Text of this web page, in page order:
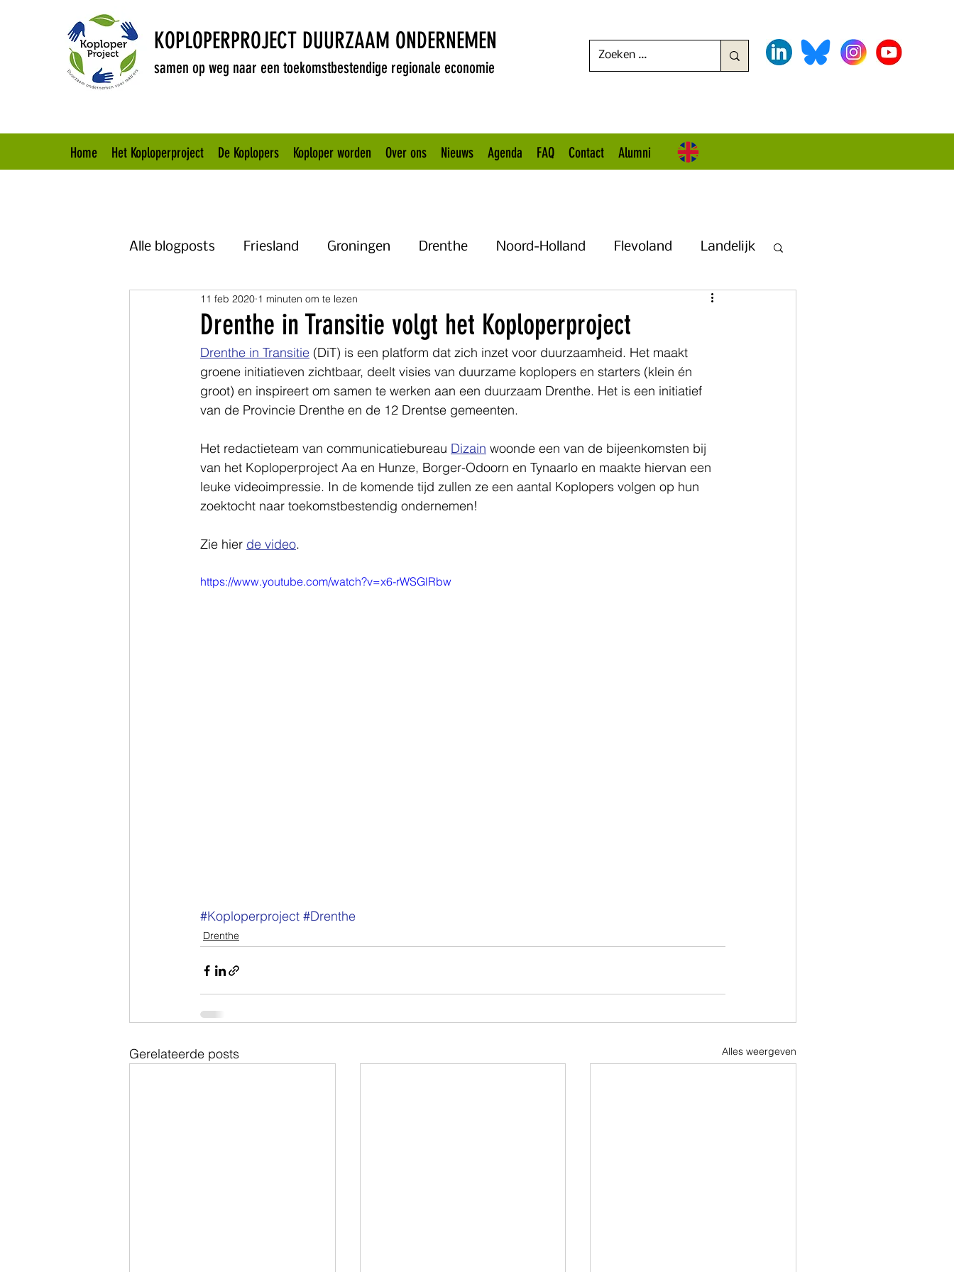
KOPLOPERPROJECT DUURZAAM ONDERNEMEN
samen op weg naar een toekomstbestendige regionale economie
Home Het Koploperproject De Koplopers Koploper worden Over ons Nieuws Agenda FAQ Contact Alumni
Alle blogposts Friesland Groningen Drenthe Noord-Holland Flevoland Landelijk
Brabant Overijssel Uitgelicht Flevoland + Overijssel
Zuid-Holland
Drenthe in Transitie volgt het Koploperproject
11 feb 2020 1 minuten om te lezen
Drenthe in Transitie (DiT) is een platform dat zich inzet voor duurzaamheid. Het maakt
groene initiatieven zichtbaar, deelt visies van duurzame koplopers en starters (klein én
groot) en inspireert om samen te werken aan een duurzaam Drenthe. Het is een initiatief
van de Provincie Drenthe en de 12 Drentse gemeenten.
Het redactieteam van communicatiebureau Dizain woonde een van de bijeenkomsten bij
van het Koploperproject Aa en Hunze, Borger-Odoorn en Tynaarlo en maakte hiervan een
leuke videoimpressie. In de komende tijd zullen ze een aantal Koplopers volgen op hun
zoektocht naar toekomstbestendig ondernemen!
Zie hier de video.
https://www.youtube.com/watch?v=x6-rWSGlRbw
#Koploperproject #Drenthe
Drenthe
Gerelateerde posts Alles weergeven